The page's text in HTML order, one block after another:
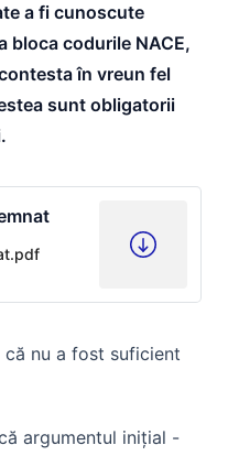
a fi cunoscute
bloca codurile NACE,
în vreun fel
sunt obligatorii
nu a fost suficient
argumentul inițial -